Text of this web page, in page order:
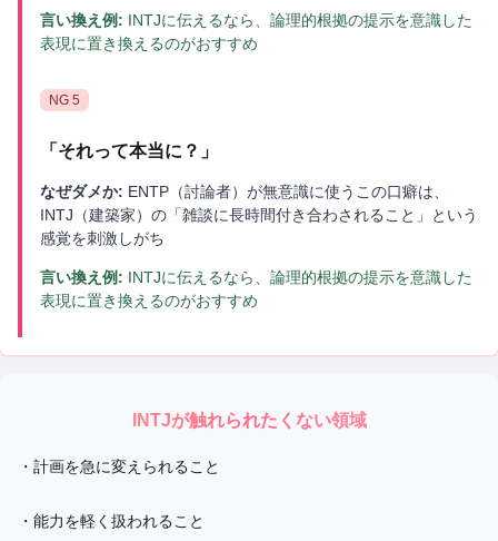
言い換え例: INTJに伝えるなら、論理的根拠の提示を意識した
表現に置き換えるのがおすすめ
NG 5
「 それって本当に？ 」
なぜダメか: ENTP（討論者）が無意識に使うこの口癖は、
INTJ（建築家）の「雑談に長時間付き合わされること」という
感覚を刺激しがち
言い換え例: INTJに伝えるなら、論理的根拠の提示を意識した
表現に置き換えるのがおすすめ
INTJが触れられたくない領域
・ 計画を急に変えられること
・ 能力を軽く扱われること